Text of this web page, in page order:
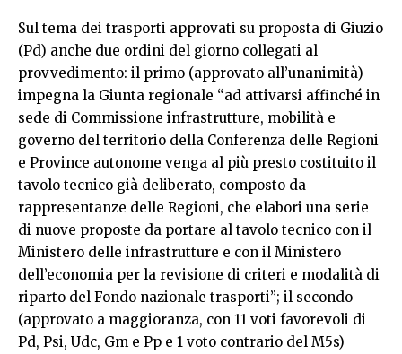
Sul tema dei trasporti approvati su proposta di Giuzio
(Pd) anche due ordini del giorno collegati al
provvedimento: il primo (approvato all’unanimità)
impegna la Giunta regionale “ad attivarsi affinché in
sede di Commissione infrastrutture, mobilità e
governo del territorio della Conferenza delle Regioni
e Province autonome venga al più presto costituito il
tavolo tecnico già deliberato, composto da
rappresentanze delle Regioni, che elabori una serie
di nuove proposte da portare al tavolo tecnico con il
Ministero delle infrastrutture e con il Ministero
dell’economia per la revisione di criteri e modalità di
riparto del Fondo nazionale trasporti”; il secondo
(approvato a maggioranza, con 11 voti favorevoli di
Pd, Psi, Udc, Gm e Pp e 1 voto contrario del M5s)